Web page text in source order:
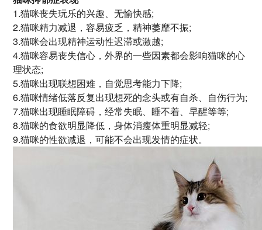
1.猫咪丧失玩乐的兴趣、无愉快感;
2.猫咪精力减退，容易疲乏，精神萎靡不振;
3.猫咪会出现精神运动性迟滞或激越;
4.猫咪容易丧失信心，外界的一些因素都会影响猫咪的心
理状态;
5.猫咪出现联想困难，自觉思考能力下降;
6.猫咪情绪低落反复出现想死的念头或有自杀、自伤行为;
7.猫咪出现睡眠障碍，经常失眠、睡不着、早醒等等;
8.猫咪的食欲明显降低，身体消瘦体重明显减轻;
9.猫咪的性欲减退，可能不会出现发情的症状。